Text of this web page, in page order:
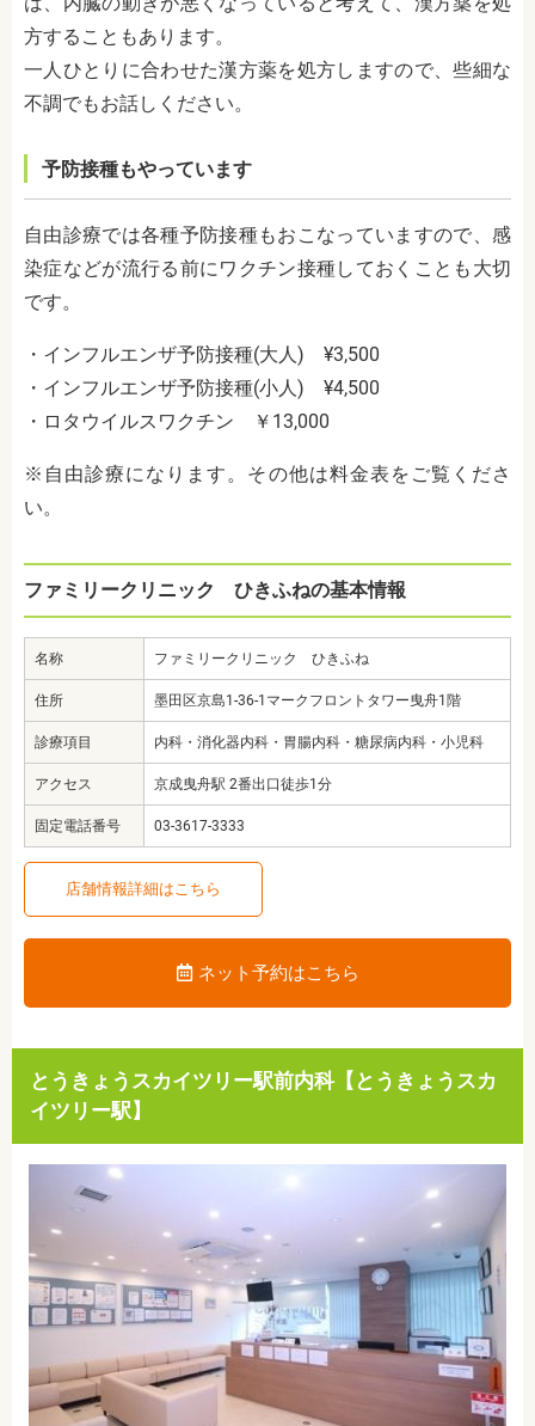
方することもあります。
一人ひとりに合わせた漢方薬を処方しますので、些細な
不調でもお話しください。
予防接種もやっています
自由診療では各種予防接種もおこなっていますので、感
染症などが流行る前にワクチン接種しておくことも大切
です。
・ インフルエンザ予防接種(大人) ¥3,500
・インフルエンザ予防接種(小人) ¥4,500
・ロタウイルスワクチン ￥13,000
※自由診療になります。その他は料金表をご覧くださ
い。
ファミリークリニック ひきふねの基本情報
名称 ファミリークリニック ひきふね
住所 墨田区京島1-36-1マークフロントタワー曳舟1階
診療項目 内科・消化器内科・胃腸内科・糖尿病内科・小児科
アクセス 京成曳舟駅 2番出口徒歩1分
固定電話番号 03-3617-3333
店舗情報詳細はこちら
ネット予約はこちら
とうきょうスカイツリー駅前内科【とうきょうスカ
イツリー駅】